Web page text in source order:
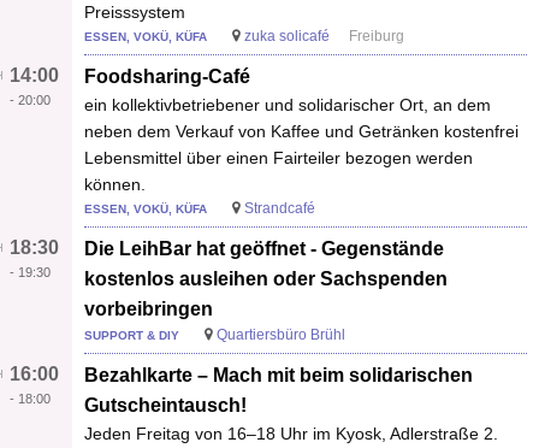
Preisssystem
ESSEN, VOKÜ, KÜFA zuka solicafé Freiburg
Foodsharing-Café
ein kollektivbetriebener und solidarischer Ort, an dem
neben dem Verkauf von Kaffee und Getränken kostenfrei
Lebensmittel über einen Fairteiler bezogen werden
können.
14:00
- 20:00
ESSEN, VOKÜ, KÜFA Strandcafé
Die LeihBar hat geöffnet - Gegenstände
kostenlos ausleihen oder Sachspenden
vorbeibringen
18:30
- 19:30
SUPPORT & DIY Quartiersbüro Brühl
Bezahlkarte – Mach mit beim solidarischen
Gutscheintausch!
Jeden Freitag von 16–18 Uhr im Kyosk, Adlerstraße 2.
16:00
- 18:00